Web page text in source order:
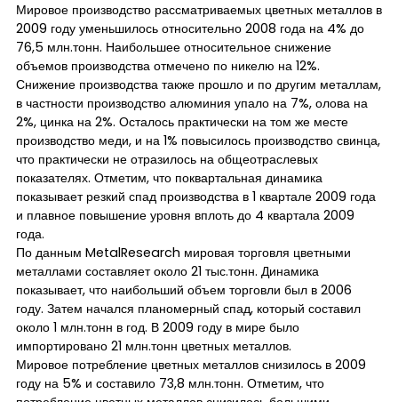
Мировое производство рассматриваемых цветных металлов в
2009 году уменьшилось относительно 2008 года на 4% до
76,5 млн.тонн. Наибольшее относительное снижение
объемов производства отмечено по никелю на 12%.
Снижение производства также прошло и по другим металлам,
в частности производство алюминия упало на 7%, олова на
2%, цинка на 2%. Осталось практически на том же месте
производство меди, и на 1% повысилось производство свинца,
что практически не отразилось на общеотраслевых
показателях. Отметим, что поквартальная динамика
показывает резкий спад производства в 1 квартале 2009 года
и плавное повышение уровня вплоть до 4 квартала 2009
года.
По данным MetalResearch мировая торговля цветными
металлами составляет около 21 тыс.тонн. Динамика
показывает, что наибольший объем торговли был в 2006
году. Затем начался планомерный спад, который составил
около 1 млн.тонн в год. В 2009 году в мире было
импортировано 21 млн.тонн цветных металлов.
Мировое потребление цветных металлов снизилось в 2009
году на 5% и составило 73,8 млн.тонн. Отметим, что